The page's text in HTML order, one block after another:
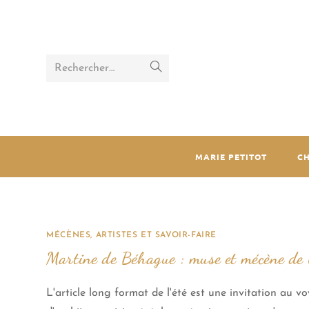
Rechercher…
MARIE PETITOT
MÉCÈNES, ARTISTES ET SAVOIR-FAIRE
Martine de Béhague : muse et mécène
L'article long format de l'été est une invitation au